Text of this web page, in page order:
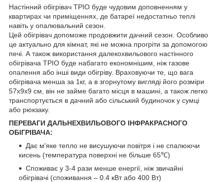
Настінний обігрівач ТРІО буде чудовим доповненням у
квартирах чи приміщеннях, де батареї недостатньо теплі
навіть у опалювальний сезон.
Цей обігрівач допоможе продовжити дачний сезон. Особливо
це актуально для кімнат, які не можна прогріти за допомогою
печі. А також використання далекохвильового настінного
обігрівача ТРІО буде набагато економнішим, ніж газове
опалення або інші види обігріву. Враховуючи те, що вага
обігрівача менша за 1кг, а в згорнутому вигляді його розміри
57х9х9 см, він не займе багато місця в машині, а також легко
транспортується в дачний або сільський будиночок у сумці
або рюкзаку.
ПЕРЕВАГИ ДАЛЬНЕХВИЛЬОВОГО ІНФРАКРАСНОГО
ОБІГРІВАЧА:
Дає м'яке тепло не висушуючи повітря і не спалюючи
кисень (температура поверхні не більше 65℃)
Споживає у 3-4 рази менше енергії, ніж звичайні
обігрівачі (споживання – 0.4 кВт або 400 Вт)